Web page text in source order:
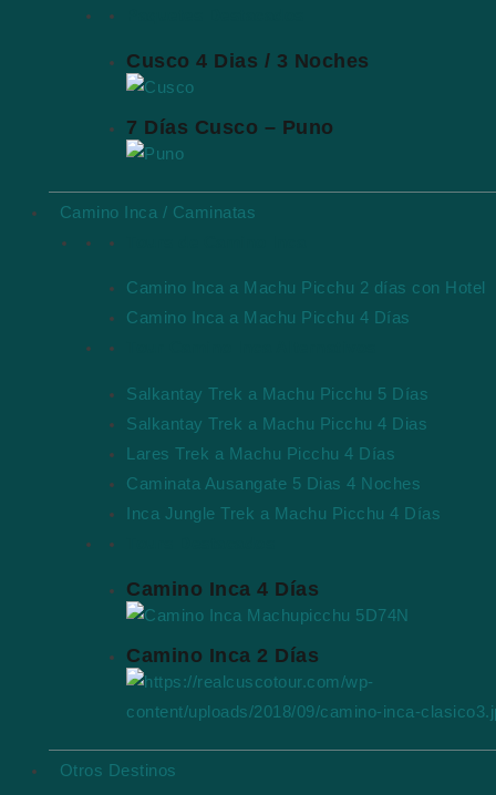
Cusco 4 Dias / 3 Noches
7 Días Cusco – Puno
Camino Inca / Caminatas
Camino Inca a Machu Picchu 2 días con Hotel
Camino Inca a Machu Picchu 4 Días
Salkantay Trek a Machu Picchu 5 Días
Salkantay Trek a Machu Picchu 4 Dias
Lares Trek a Machu Picchu 4 Días
Caminata Ausangate 5 Dias 4 Noches
Inca Jungle Trek a Machu Picchu 4 Días
Camino Inca 4 Días
Camino Inca 2 Días
Otros Destinos